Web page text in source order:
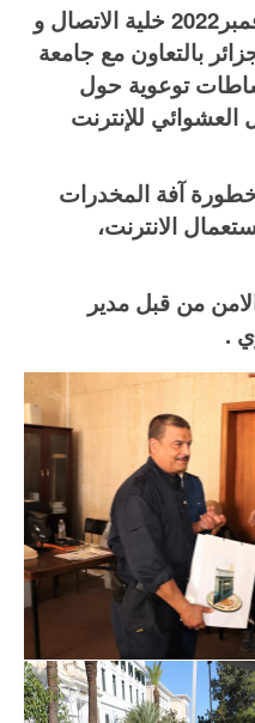
نظمت اليوم الخميس 17 نوفمبر2022 خلية الاتصال و
بالتعاون مع جامعة
و نشاطات توعوية حول
العشوائي للإنترنت
آفة المخدرات
الانترنت،
من قبل مدير
.